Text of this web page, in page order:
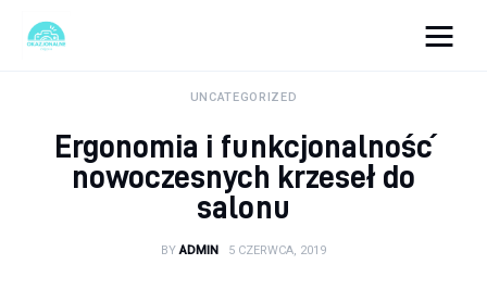
Turystyka
Dom i ogród
UNCATEGORIZED
Ergonomia i funkcjonalność
nowoczesnych krzeseł do
salonu
BY ADMIN 5 CZERWCA, 2019